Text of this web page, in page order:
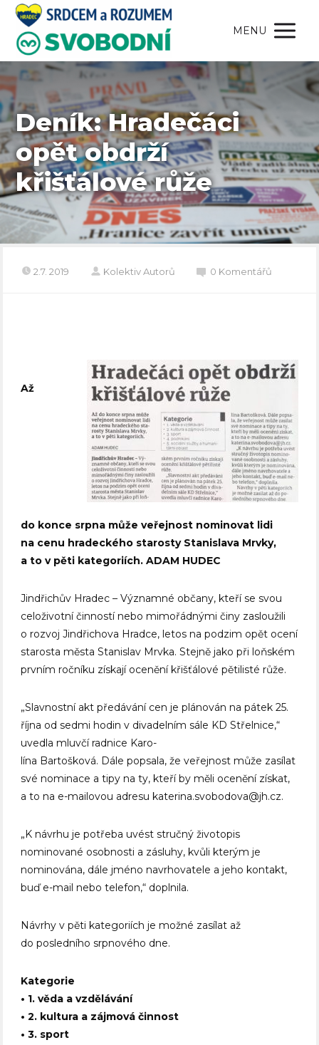
MENU
Deník: Hradečáci
opět obdrží
křišťálové růže
2.7. 2019 Kolektiv Autorů 0 Komentářů
Až
do konce srpna může veřejnost nominovat lidi
na cenu hradeckého starosty Stanislava Mrvky,
a to v pěti kategoriích. ADAM HUDEC
Jindřichův Hradec – Významné občany, kteří se svou
celoživotní činností nebo mimořádnými činy zasloužili
o rozvoj Jindřichova Hradce, letos na podzim opět ocení
starosta města Stanislav Mrvka. Stejně jako při loňském
prvním ročníku získají ocenění křišťálové pětilisté růže.
„Slavnostní akt předávání cen je plánován na pátek 25.
října od sedmi hodin v divadelním sále KD Střelnice,“
uvedla mluvčí radnice Karo-
lína Bartošková. Dále popsala, že veřejnost může zasílat
své nominace a tipy na ty, kteří by měli ocenění získat,
a to na e-mailovou adresu katerina.svobodova@jh.cz.
„K návrhu je potřeba uvést stručný životopis
nominované osobnosti a zásluhy, kvůli kterým je
nominována, dále jméno navrhovatele a jeho kontakt,
buď e-mail nebo telefon,“ doplnila.
Návrhy v pěti kategoriích je možné zasílat až
do posledního srpnového dne.
Kategorie
• 1. věda a vzdělávání
• 2. kultura a zájmová činnost
• 3. sport